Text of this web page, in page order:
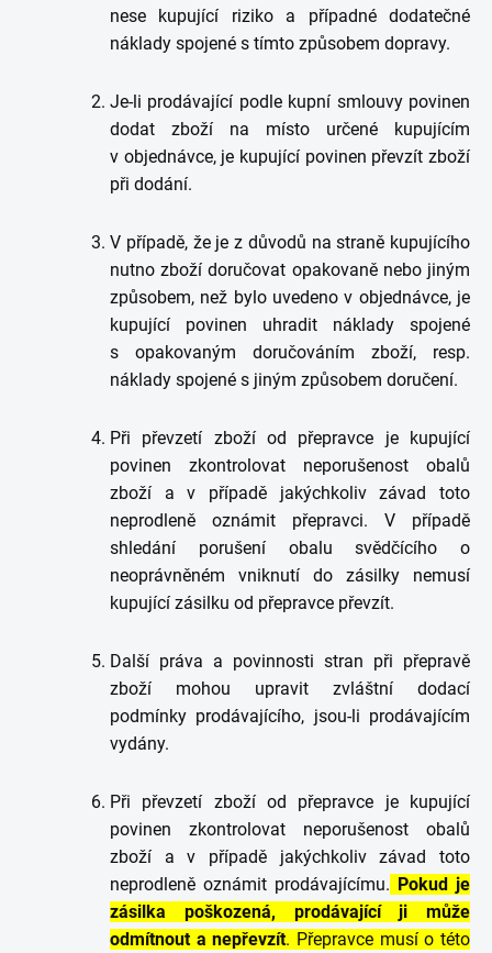
nese kupující riziko a případné dodatečné
náklady spojené s tímto způsobem dopravy.
Je-li prodávající podle kupní smlouvy povinen
dodat zboží na místo určené kupujícím
v objednávce, je kupující povinen převzít zboží
při dodání.
V případě, že je z důvodů na straně kupujícího
nutno zboží doručovat opakovaně nebo jiným
způsobem, než bylo uvedeno v objednávce, je
kupující povinen uhradit náklady spojené
s opakovaným doručováním zboží, resp.
náklady spojené s jiným způsobem doručení.
Při převzetí zboží od přepravce je kupující
povinen zkontrolovat neporušenost obalů
zboží a v případě jakýchkoliv závad toto
neprodleně oznámit přepravci. V případě
shledání porušení obalu svědčícího o
neoprávněném vniknutí do zásilky nemusí
kupující zásilku od přepravce převzít.
Další práva a povinnosti stran při přepravě
zboží mohou upravit zvláštní dodací
podmínky prodávajícího, jsou-li prodávajícím
vydány.
Při převzetí zboží od přepravce je kupující
povinen zkontrolovat neporušenost obalů
zboží a v případě jakýchkoliv závad toto
neprodleně oznámit prodávajícímu. Pokud je
zásilka poškozená, prodávající ji může
odmítnout a nepřevzít. Přepravce musí o této